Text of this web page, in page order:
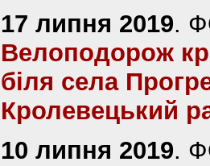
17 липня 2019.
Велоподорож
біля села
Кролевецький
10 липня 2019.